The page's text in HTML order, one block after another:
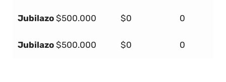
Jubilazo $500.000 $0 0
Jubilazo $500.000 $0 0